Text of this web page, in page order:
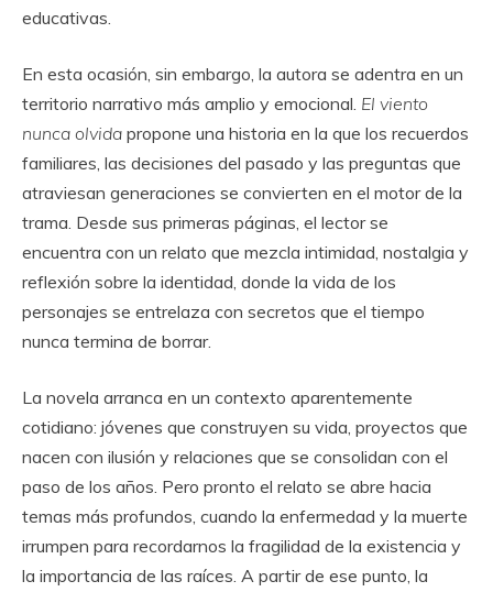
educativas.
En esta ocasión, sin embargo, la autora se adentra en un
territorio narrativo más amplio y emocional. El viento
nunca olvida propone una historia en la que los recuerdos
familiares, las decisiones del pasado y las preguntas que
atraviesan generaciones se convierten en el motor de la
trama. Desde sus primeras páginas, el lector se
encuentra con un relato que mezcla intimidad, nostalgia y
reflexión sobre la identidad, donde la vida de los
personajes se entrelaza con secretos que el tiempo
nunca termina de borrar.
La novela arranca en un contexto aparentemente
cotidiano: jóvenes que construyen su vida, proyectos que
nacen con ilusión y relaciones que se consolidan con el
paso de los años. Pero pronto el relato se abre hacia
temas más profundos, cuando la enfermedad y la muerte
irrumpen para recordarnos la fragilidad de la existencia y
la importancia de las raíces. A partir de ese punto, la